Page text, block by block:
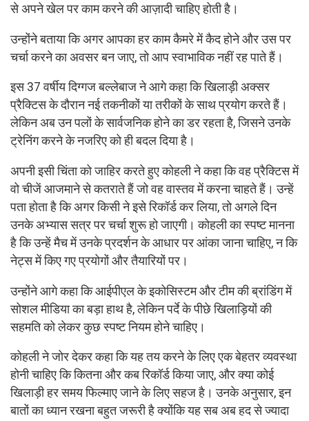
से अपने खेल पर काम करने की आज़ादी चाहिए होती है।
उन्होंने बताया कि अगर आपका हर काम कैमरे में कैद होने और उस पर
चर्चा करने का अवसर बन जाए, तो आप स्वाभाविक नहीं रह पाते हैं।
इस 37 वर्षीय दिग्गज बल्लेबाज ने आगे कहा कि खिलाड़ी अक्सर
प्रैक्टिस के दौरान नई तकनीकों या तरीकों के साथ प्रयोग करते हैं।
लेकिन अब उन पलों के सार्वजनिक होने का डर रहता है, जिसने उनके
ट्रेनिंग करने के नजरिए को ही बदल दिया है।
अपनी इसी चिंता को जाहिर करते हुए कोहली ने कहा कि वह प्रैक्टिस में
वो चीजें आजमाने से कतराते हैं जो वह वास्तव में करना चाहते हैं। उन्हें
पता होता है कि अगर किसी ने इसे रिकॉर्ड कर लिया, तो अगले दिन
उनके अभ्यास सत्र पर चर्चा शुरू हो जाएगी। कोहली का स्पष्ट मानना
है कि उन्हें मैच में उनके प्रदर्शन के आधार पर आंका जाना चाहिए, न कि
नेट्स में किए गए प्रयोगों और तैयारियों पर।
उन्होंने आगे कहा कि आईपीएल के इकोसिस्टम और टीम की ब्रांडिंग में
सोशल मीडिया का बड़ा हाथ है, लेकिन पर्दे के पीछे खिलाड़ियों की
सहमति को लेकर कुछ स्पष्ट नियम होने चाहिए।
कोहली ने जोर देकर कहा कि यह तय करने के लिए एक बेहतर व्यवस्था
होनी चाहिए कि कितना और कब रिकॉर्ड किया जाए, और क्या कोई
खिलाड़ी हर समय फिल्माए जाने के लिए सहज है। उनके अनुसार, इन
बातों का ध्यान रखना बहुत जरूरी है क्योंकि यह सब अब हद से ज्यादा